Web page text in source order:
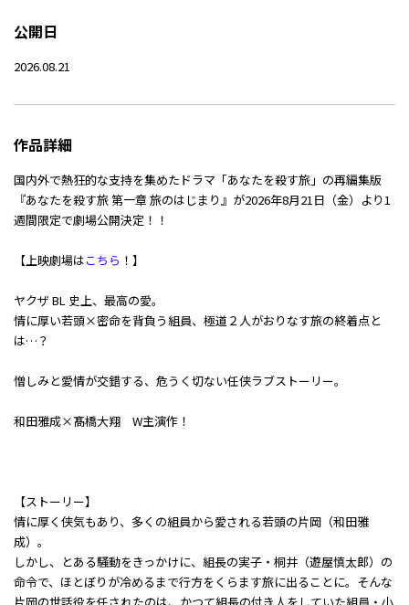
公開日
2026.08.21
作品詳細
国内外で熱狂的な支持を集めたドラマ「あなたを殺す旅」の再編集版
『あなたを殺す旅 第一章 旅のはじまり』が2026年8月21日（金）より1
週間限定で劇場公開決定！！
【上映劇場はこちら ！】
ヤクザ BL 史上、最高の愛。
情に厚い若頭×密命を背負う組員、極道２人がおりなす旅の終着点と
は…？
憎しみと愛情が交錯する、危うく切ない任侠ラブストーリー。
和田雅成×髙橋大翔 W主演作！
【ストーリー】
情に厚く侠気もあり、多くの組員から愛される若頭の片岡（和田雅
成）。
しかし、とある騒動をきっかけに、組長の実子・桐井（遊屋慎太郎）の
命令で、ほとぼりが冷めるまで行方をくらます旅に出ることに。そんな